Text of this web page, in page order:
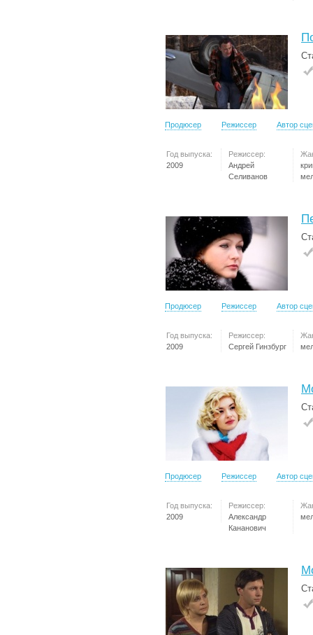
Продюсер Режиссер Автор
Год выпуска:
2009
Режиссер:
Андрей
Селиванов
Продюсер Режиссер Автор
Год выпуска:
2009
Режиссер:
Сергей Гинзбург
Продюсер Режиссер Автор
Год выпуска:
2009
Режиссер:
Александр
Кананович